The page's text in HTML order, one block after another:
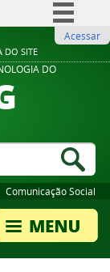
DO SITE
BR
Acessar
DO
Comunicação Social